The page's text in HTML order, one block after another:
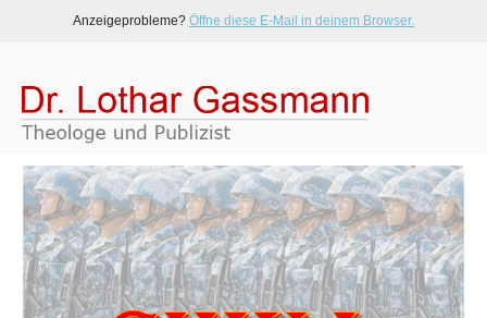
Anzeigeprobleme? Öffne diese E-Mail in deinem Browser.